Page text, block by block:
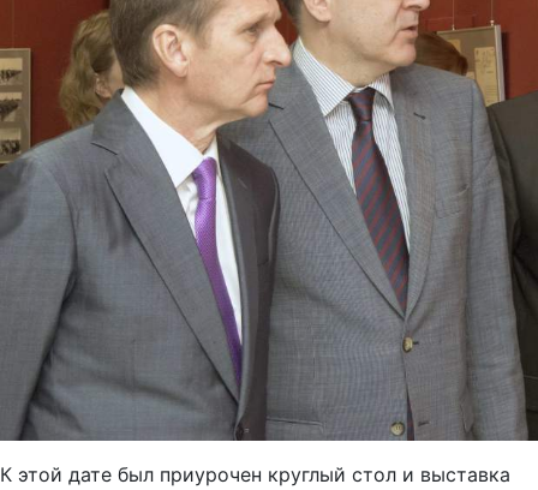
К этой дате был приурочен круглый стол и выставка